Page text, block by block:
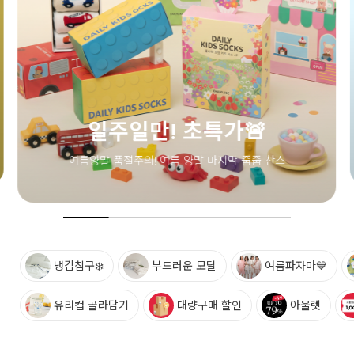
냉감침구❄️ 부드러운 모달 여름파자마💙
유리컵 골라담기 대량구매 할인 아울렛